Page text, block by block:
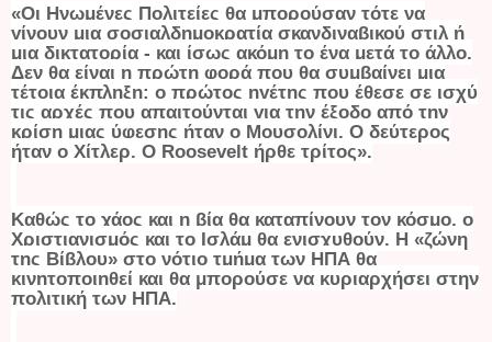
«Οι Ηνωμένες Πολιτείες θα μπορούσαν τότε να
γίνουν μια σοσιαλδημοκρατία σκανδιναβικού στιλ ή
μια δικτατορία - και ίσως ακόμη το ένα μετά το άλλο.
Δεν θα είναι η πρώτη φορά που θα συμβαίνει μια
τέτοια έκπληξη: ο πρώτος ηγέτης που έθεσε σε ισχύ
τις αρχές που απαιτούνται για την έξοδο από την
κρίση μιας ύφεσης ήταν ο Μουσολίνι. Ο δεύτερος
ήταν ο Χίτλερ. Ο Roosevelt ήρθε τρίτος».
Καθώς το χάος και η βία θα καταπίνουν τον κόσμο, ο
Χριστιανισμός και το Ισλάμ θα ενισχυθούν. Η «ζώνη
της Βίβλου» στο νότιο τμήμα των ΗΠΑ θα
κινητοποιηθεί και θα μπορούσε να κυριαρχήσει στην
πολιτική των ΗΠΑ.